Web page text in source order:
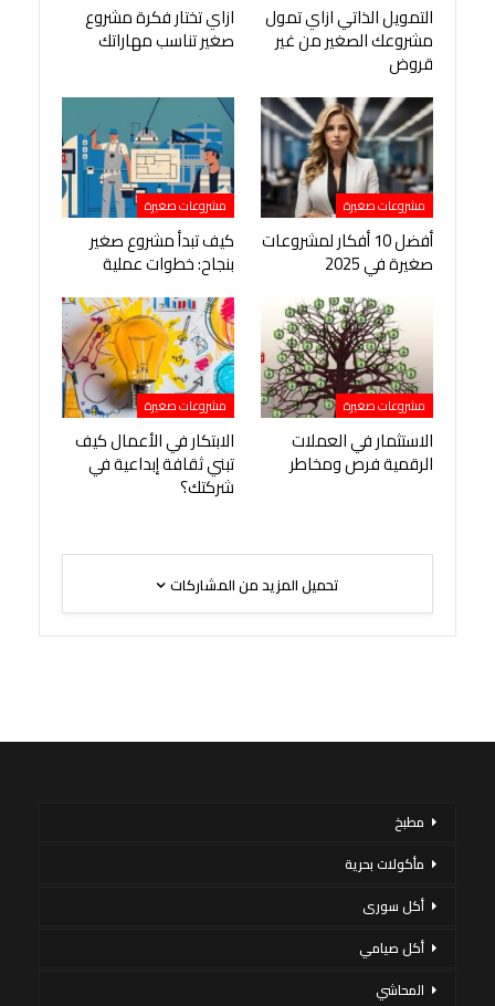
التمويل الذاتي ازاي تمول
مشروعك الصغير من غير
قروض
ازاي تختار فكرة مشروع
صغير تناسب مهاراتك
مشروعات صغيرة
أفضل 10 أفكار لمشروعات
صغيرة في 2025
مشروعات صغيرة
كيف تبدأ مشروع صغير
بنجاح: خطوات عملية
مشروعات صغيرة
الاستثمار في العملات
الرقمية فرص ومخاطر
مشروعات صغيرة
الابتكار في الأعمال كيف
تبني ثقافة إبداعية في
شركتك؟
تحميل المزيد من المشاركات
مطبخ
مأكولات بحرية
أكل سورى
أكل صيامي
المحاشي